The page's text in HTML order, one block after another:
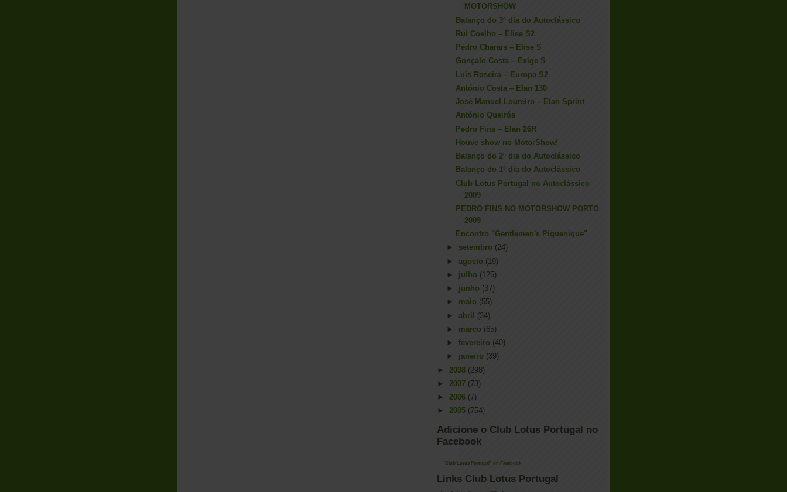
MOTORSHOW
Balanço do 3º dia do Autoclássico
Rui Coelho – Elise S2
Pedro Charais – Elise S
Gonçalo Costa – Exige S
Luís Roseira – Europa S2
António Costa – Elan 130
José Manuel Loureiro – Elan Sprint
António Queirós
Pedro Fins – Elan 26R
Houve show no MotorShow!
Balanço do 2º dia do Autoclássico
Balanço do 1º dia do Autoclássico
Club Lotus Portugal no Autoclássico
2009
PEDRO FINS NO MOTORSHOW PORTO
2009
Encontro "Gentlemen's Piquenique"
► setembro (24)
► agosto (19)
► julho (125)
► junho (37)
► maio (55)
► abril (34)
► março (65)
► fevereiro (40)
► janeiro (39)
► 2008 (298)
► 2007 (73)
► 2006 (7)
► 2005 (754)
Adicione o Club Lotus Portugal no
Facebook
"Club Lotus Portugal" on Facebook
Links Club Lotus Portugal